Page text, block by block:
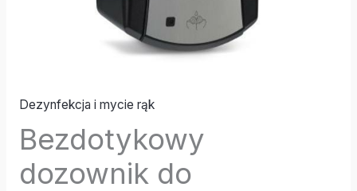
Dezynfekcja i mycie rąk
Bezdotykowy
dozownik do